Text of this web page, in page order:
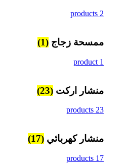
2 products
ممسحة زجاج (1)
1 product
منشار اركت (23)
23 products
منشار كهربائي (17)
17 products